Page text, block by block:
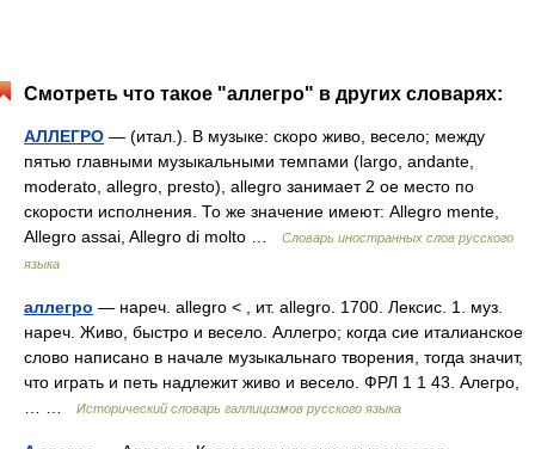
Смотреть что такое "аллегро" в других словарях:
АЛЛЕГРО — (итал.). В музыке: скоро живо, весело; между
пятью главными музыкальными темпами (largo, andante,
moderato, allegro, presto), allegro занимает 2 ое место по
скорости исполнения. То же значение имеют: Allegro mente,
Allegro assai, Allegro di molto …
Словарь иностранных слов русского
языка
аллегро — нареч. allegro < , ит. allegro. 1700. Лексис. 1. муз.
нареч. Живо, быстро и весело. Аллегро; когда сие италианское
слово написано в начале музыкальнаго творения, тогда значит,
что играть и петь надлежит живо и весело. ФРЛ 1 1 43. Алегро,
Исторический словарь галлицизмов русского языка